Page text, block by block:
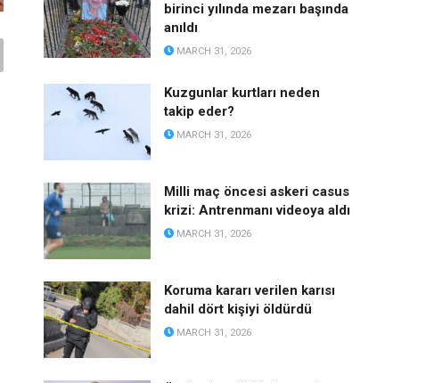
birinci yılında mezarı başında
anıldı
MARCH 31, 2026
Kuzgunlar kurtları neden
takip eder?
MARCH 31, 2026
Milli maç öncesi askeri casus
krizi: Antrenmanı videoya aldı
MARCH 31, 2026
Koruma kararı verilen karısı
dahil dört kişiyi öldürdü
MARCH 31, 2026